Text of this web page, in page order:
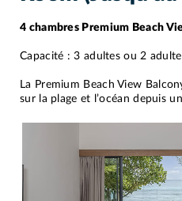
4 chambres Premium Beach
Capacité : 3 adultes ou 2
La Premium Beach View
sur la plage et l’océan depuis